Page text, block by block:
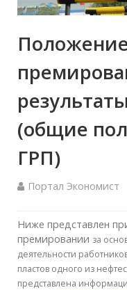
(общие
ГРП)
Портал Экономист
Ниже представлен
премировании за
деятельности
пластов одного из
представлена